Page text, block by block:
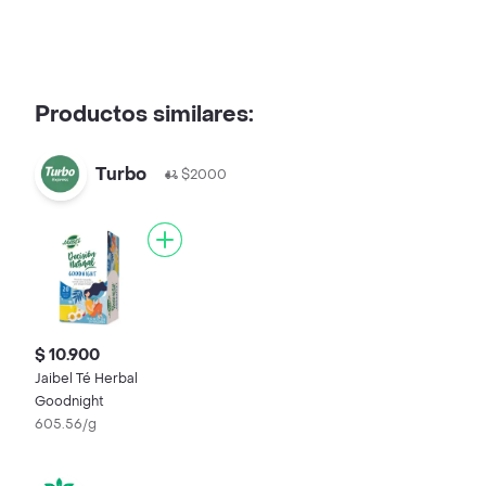
Productos similares:
Turbo $2000
$ 10.900
Jaibel Té Herbal
Goodnight
605.56/g